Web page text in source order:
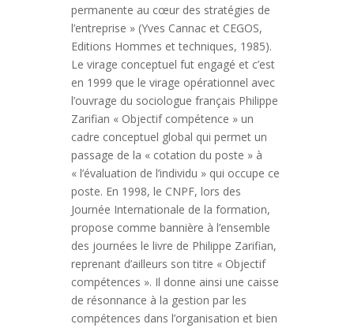
permanente au cœur des stratégies de
l’entreprise » (Yves Cannac et CEGOS,
Editions Hommes et techniques, 1985).
Le virage conceptuel fut engagé et c’est
en 1999 que le virage opérationnel avec
l’ouvrage du sociologue français Philippe
Zarifian « Objectif compétence » un
cadre conceptuel global qui permet un
passage de la « cotation du poste » à
« l’évaluation de l’individu » qui occupe ce
poste. En 1998, le CNPF, lors des
Journée Internationale de la formation,
propose comme bannière à l’ensemble
des journées le livre de Philippe Zarifian,
reprenant d’ailleurs son titre « Objectif
compétences ». Il donne ainsi une caisse
de résonnance à la gestion par les
compétences dans l’organisation et bien